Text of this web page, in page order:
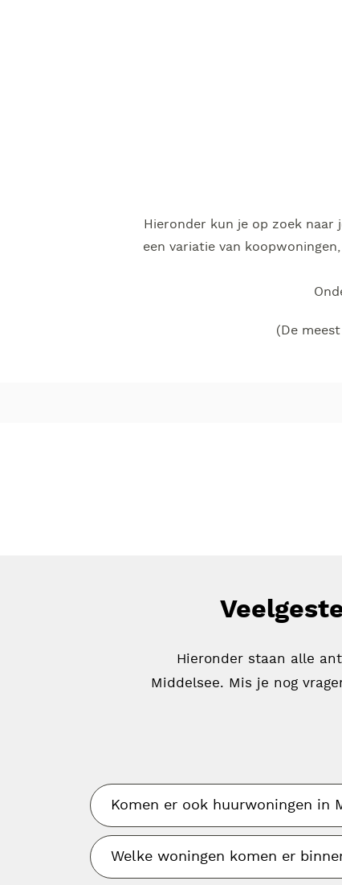
Hieronder kun je op zoek
een variatie van
(De
Hieronder staan alle
Middelsee. Mis je nog
Komen er ook huurwoningen in
Welke woningen komen er